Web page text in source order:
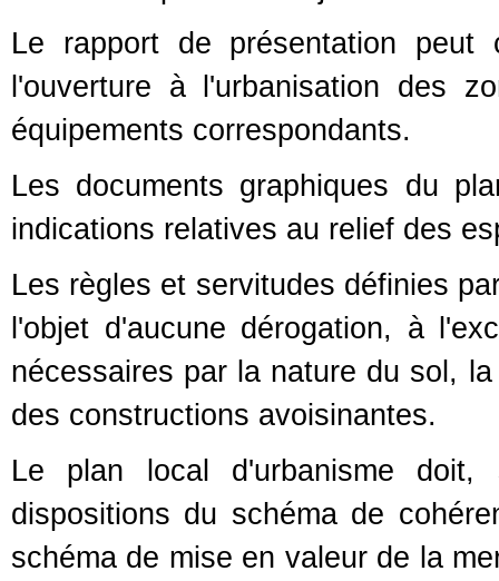
Le rapport de présentation peut
l'ouverture à l'urbanisation des
équipements correspondants.
Les documents graphiques du
indications relatives au relief des
Les règles et servitudes définies
l'objet d'aucune dérogation, à
nécessaires par la nature du sol,
des constructions avoisinantes.
Le plan local d'urbanisme
dispositions du schéma de
schéma de mise en valeur de la